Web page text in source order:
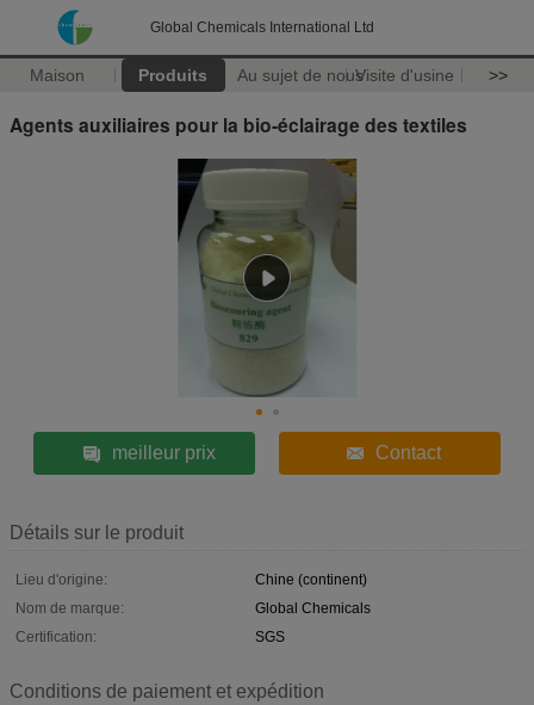
Global Chemicals International Ltd
Maison Produits Au sujet de nousVisite d'usine >>
Agents auxiliaires pour la bio-éclairage des textiles
meilleur prix Contact
Détails sur le produit
Lieu d'origine:
Chine (continent)
Nom de marque:
Global Chemicals
Certification:
SGS
Conditions de paiement et expédition